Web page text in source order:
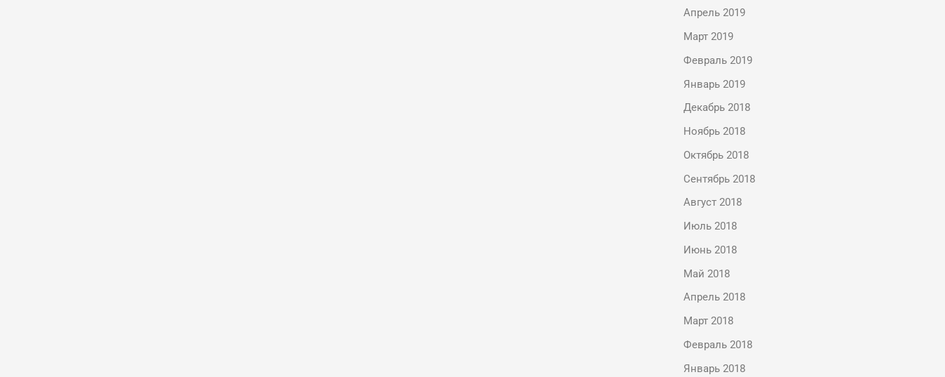
Апрель 2019
Март 2019
Февраль 2019
Январь 2019
Декабрь 2018
Ноябрь 2018
Октябрь 2018
Сентябрь 2018
Август 2018
Июль 2018
Июнь 2018
Май 2018
Апрель 2018
Март 2018
Февраль 2018
Январь 2018